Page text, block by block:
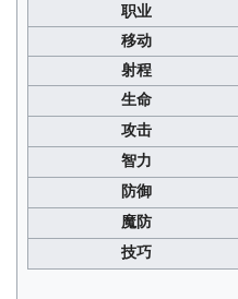
职业
移动
射程
生命
攻击
智力
防御
魔防
技巧